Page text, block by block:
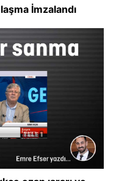
İmzalandı